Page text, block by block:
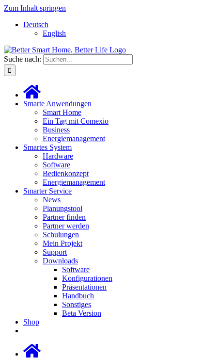
Zum Inhalt springen
Deutsch
English
Suche nach:
Smarte Anwendungen
Smart Home
Ein Tag mit Comexio
Business
Energiemanagement
Smartes System
Hardware
Software
Bedienkonzept
Energiemanagement
Smarter Service
News
Planungstool
Partner finden
Partner werden
Schulungen
Mein Projekt
Support
Downloads
Software
Konfigurationen
Präsentationen
Handbuch
Sonstiges
Beta Version
Shop